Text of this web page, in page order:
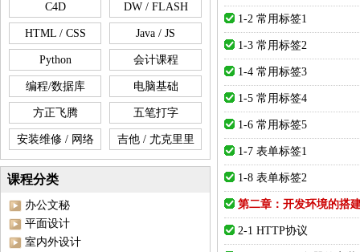
C4D DW / FLASH
HTML / CSS Java / JS
Python 会计课程
编程/数据库 电脑基础
方正飞腾 五笔打字
安装维修 / 网络 吉他 / 尤克里里
课程分类
办公文秘
平面设计
室内外设计
1-2 常用标签1
1-3 常用标签2
1-4 常用标签3
1-5 常用标签4
1-6 常用标签5
1-7 表单标签1
1-8 表单标签2
第二章：开发环境的搭
2-1 HTTP协议